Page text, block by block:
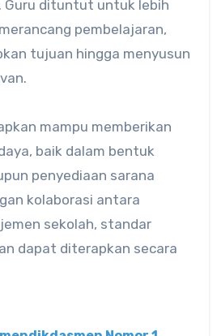
Guru dituntut untuk lebih
pembelajaran,
tujuan hingga menyusun
mampu memberikan
baik dalam bentuk
penyediaan sarana
kolaborasi antara
sekolah, standar
dapat diterapkan secara